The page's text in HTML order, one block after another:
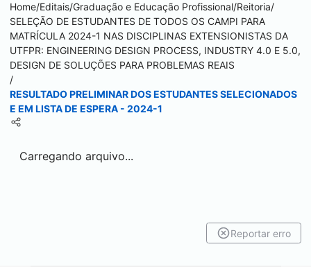
Home/Editais/Graduação e Educação Profissional/Reitoria/
SELEÇÃO DE ESTUDANTES DE TODOS OS CAMPI PARA
MATRÍCULA 2024-1 NAS DISCIPLINAS EXTENSIONISTAS DA
UTFPR: ENGINEERING DESIGN PROCESS, INDUSTRY 4.0 E 5.0,
DESIGN DE SOLUÇÕES PARA PROBLEMAS REAIS
/
RESULTADO PRELIMINAR DOS ESTUDANTES SELECIONADOS
E EM LISTA DE ESPERA - 2024-1
Carregando arquivo...
Reportar erro